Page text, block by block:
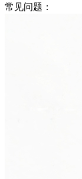
常见问题：